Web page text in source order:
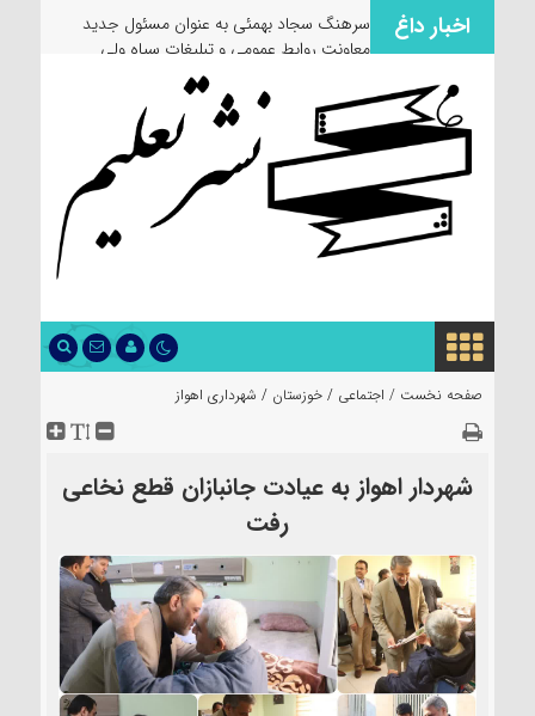
اخبار داغ
سرهنگ سجاد بهمئی به عنوان مسئول جدید
معاونت روابط عمومی و تبلیغات سپاه ولی
عصر(عج) خوزستان معرفی شد
صفحه نخست / اجتماعی / خوزستان / شهرداری اهواز
شهردار اهواز به عیادت جانبازان قطع نخاعی
رفت